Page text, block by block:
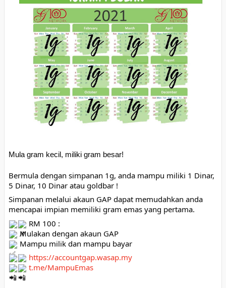
Mula gram kecil, miliki gram besar!
Bermula dengan simpanan 1g, anda mampu miliki 1 Dinar,
5 Dinar, 10 Dinar atau goldbar !
Simpanan melalui akaun GAP dapat memudahkan anda
mencapai impian memiliki gram emas yang pertama.
RM 100 :
Mulakan dengan akaun GAP
Mampu milik dan mampu bayar
https://accountgap.wasap.my
t.me/MampuEmas